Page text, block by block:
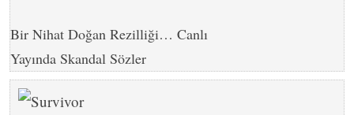
Bir Nihat Doğan Rezilliği… Canlı
Yayında Skandal Sözler